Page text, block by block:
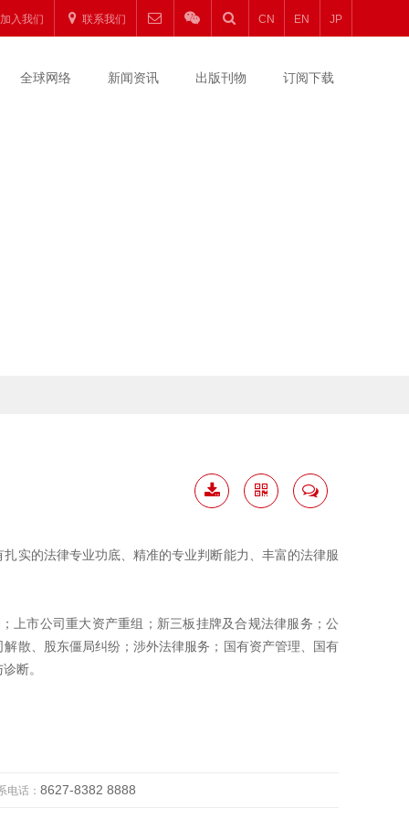
加入我们 联系我们 CN EN JP
全球网络 新闻资讯 出版刊物 订阅下载
实的法律专业功底、精准的专业判断能力、丰富的法律服
上市公司重大资产重组；新三板挂牌及合规法律服务；公
散、股东僵局纠纷；涉外法律服务；国有资产管理、国有
断。
电话：8627-8382 8888